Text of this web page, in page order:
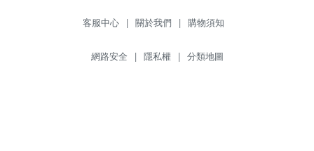
客服中心 | 關於我們 | 購物須知
網路安全 | 隱私權 | 分類地圖